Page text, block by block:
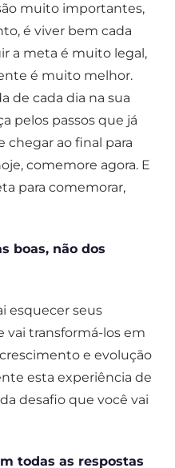
muito importantes,
é viver bem cada
a meta é muito legal,
é muito melhor.
de cada dia na sua
pelos passos que já
chegar ao final para
comemore agora. E
para comemorar,
boas, não dos
esquecer seus
vai transformá-los em
e evolução
esta experiência de
desafio que você vai
todas as respostas